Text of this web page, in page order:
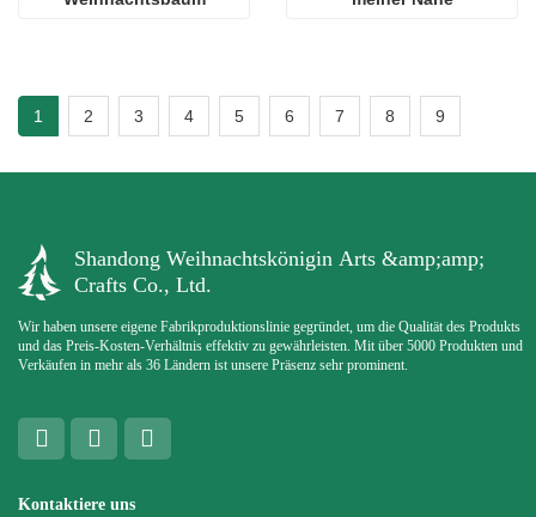
1 2 3 4 5 6 7 8 9
Shandong Weihnachtskönigin Arts &amp;amp;
Crafts Co., Ltd.
Wir haben unsere eigene Fabrikproduktionslinie gegründet, um die Qualität des Produkts
und das Preis-Kosten-Verhältnis effektiv zu gewährleisten. Mit über 5000 Produkten und
Verkäufen in mehr als 36 Ländern ist unsere Präsenz sehr prominent.
Kontaktiere uns